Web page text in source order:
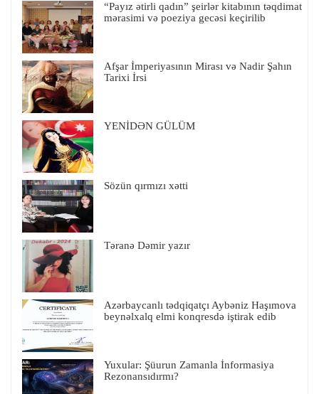
“Payız ətirli qadın” şeirlər kitabının təqdimat
mərasimi və poeziya gecəsi keçirilib
Afşar İmperiyasının Mirası və Nadir Şahın
Tarixi İrsi
YENİDƏN GÜLÜM
Sözün qırmızı xətti
Təranə Dəmir yazır
Azərbaycanlı tədqiqatçı Aybəniz Haşımova
beynəlxalq elmi konqresdə iştirak edib
Yuxular: Şüurun Zamanla İnformasiya
Rezonansıdırmı?